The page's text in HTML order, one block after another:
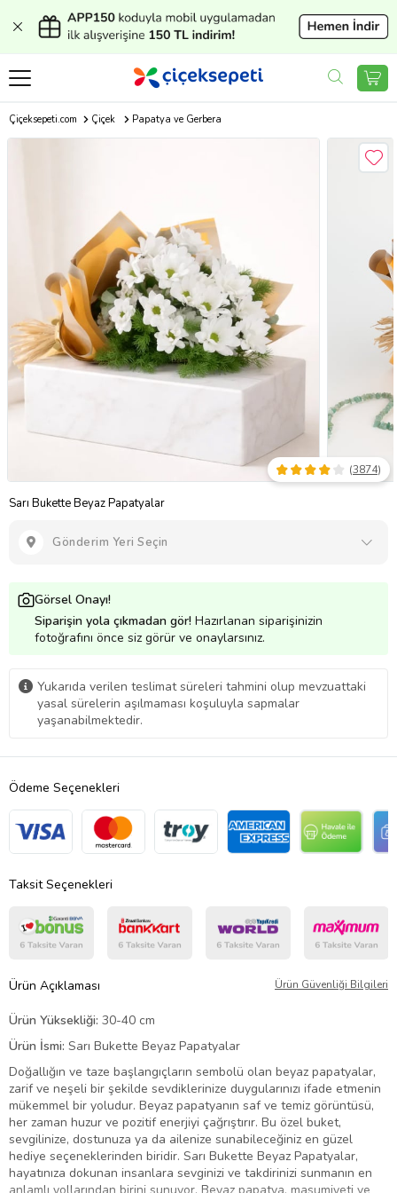
Çiçeksepeti.com Çiçek Papatya ve Gerbera
Sarı Bukette Beyaz Papatyalar
(3874)
Gönderim Yeri Seçin
Görsel Onayı!
Siparişin yola çıkmadan gör! Hazırlanan siparişinizin
fotoğrafını önce siz görür ve onaylarsınız.
Yukarıda verilen teslimat süreleri tahmini olup mevzuattaki
yasal sürelerin aşılmaması koşuluyla sapmalar
yaşanabilmektedir.
Ödeme Seçenekleri
Taksit Seçenekleri
Ürün Açıklaması Ürün Güvenliği Bilgileri
Ürün Yüksekliği: 30-40 cm
Ürün İsmi: Sarı Bukette Beyaz Papatyalar
Doğallığın ve taze başlangıçların sembolü olan beyaz papatyalar,
zarif ve neşeli bir şekilde sevdiklerinize duygularınızı ifade etmenin
mükemmel bir yoludur. Beyaz papatyanın saf ve temiz görüntüsü,
her zaman huzur ve pozitif enerjiyi çağrıştırır. Bu özel buket,
sevgilinize, dostunuza ya da ailenize sunabileceğiniz en güzel
hediye seçeneklerinden biridir. Sarı Bukette Beyaz Papatyalar,
hayatınıza dokunan insanlara sevginizi ve takdirinizi sunmanın en